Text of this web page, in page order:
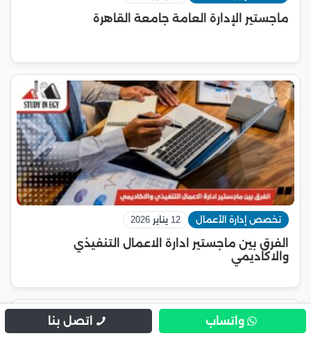
ماجستير الإدارة العامة جامعة القاهرة
تخصص إدارة الأعمال 12 يناير 2026
الفرق بين ماجستير ادارة الاعمال التنفيذي
والاكاديمي
واتساب اتصل بنا